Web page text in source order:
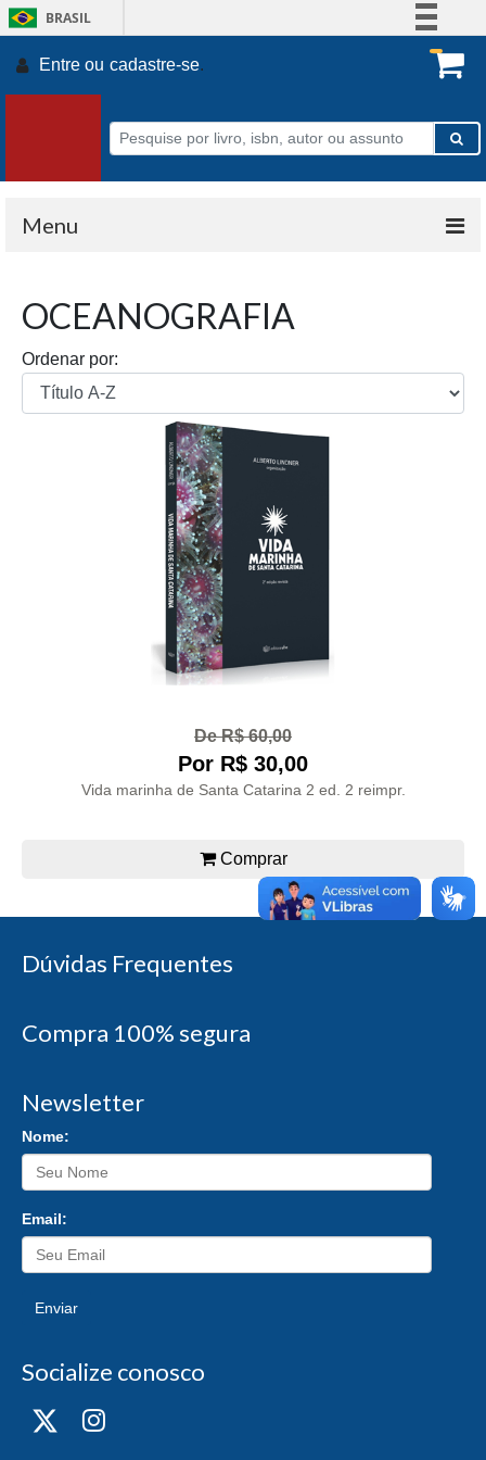
BRASIL
Participe
Acesso à informação
Legislação
Entre ou cadastre-se.
Menu
OCEANOGRAFIA
Ordenar por:
De R$ 60,00
Por R$ 30,00
Vida marinha de Santa Catarina 2 ed. 2 reimpr.
Comprar
Dúvidas Frequentes
Compra 100% segura
Newsletter
Nome:
Email:
Enviar
Socialize conosco